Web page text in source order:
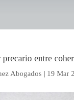
entre
Abogados | 19 Mar